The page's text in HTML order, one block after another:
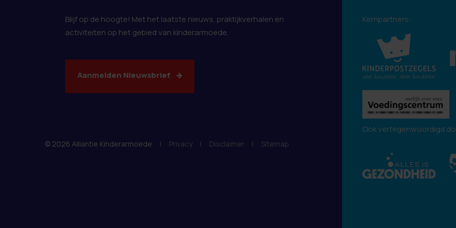
Blijf op de hoogte! Met het laatste nieuws, praktijkverhalen en
activiteiten op het gebied van kinderarmoede.
Aanmelden Nieuwsbrief
© 2026 Alliantie Kinderarmoede | Privacy | Disclaimer | Sitemap
Kernpartners:
Ook vertegenwoordigd